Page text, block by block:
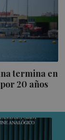
termina en
20 años